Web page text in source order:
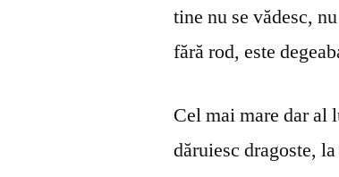
tine nu se vă­desc,
fără rod, este
Cel mai mare dar al
dăruiesc dragoste,